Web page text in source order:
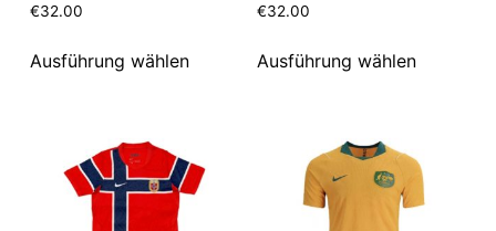
€32.00
Ausführung wählen
€32.00
Ausführung wählen